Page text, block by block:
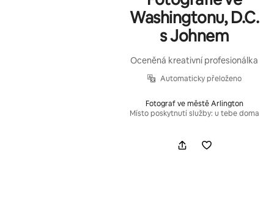
Washingtonu, D.C.
s Johnem
Oceněná kreativní profesionálka
Automaticky přeloženo
Fotograf ve městě Arlington
Místo poskytnutí služby: u tebe doma